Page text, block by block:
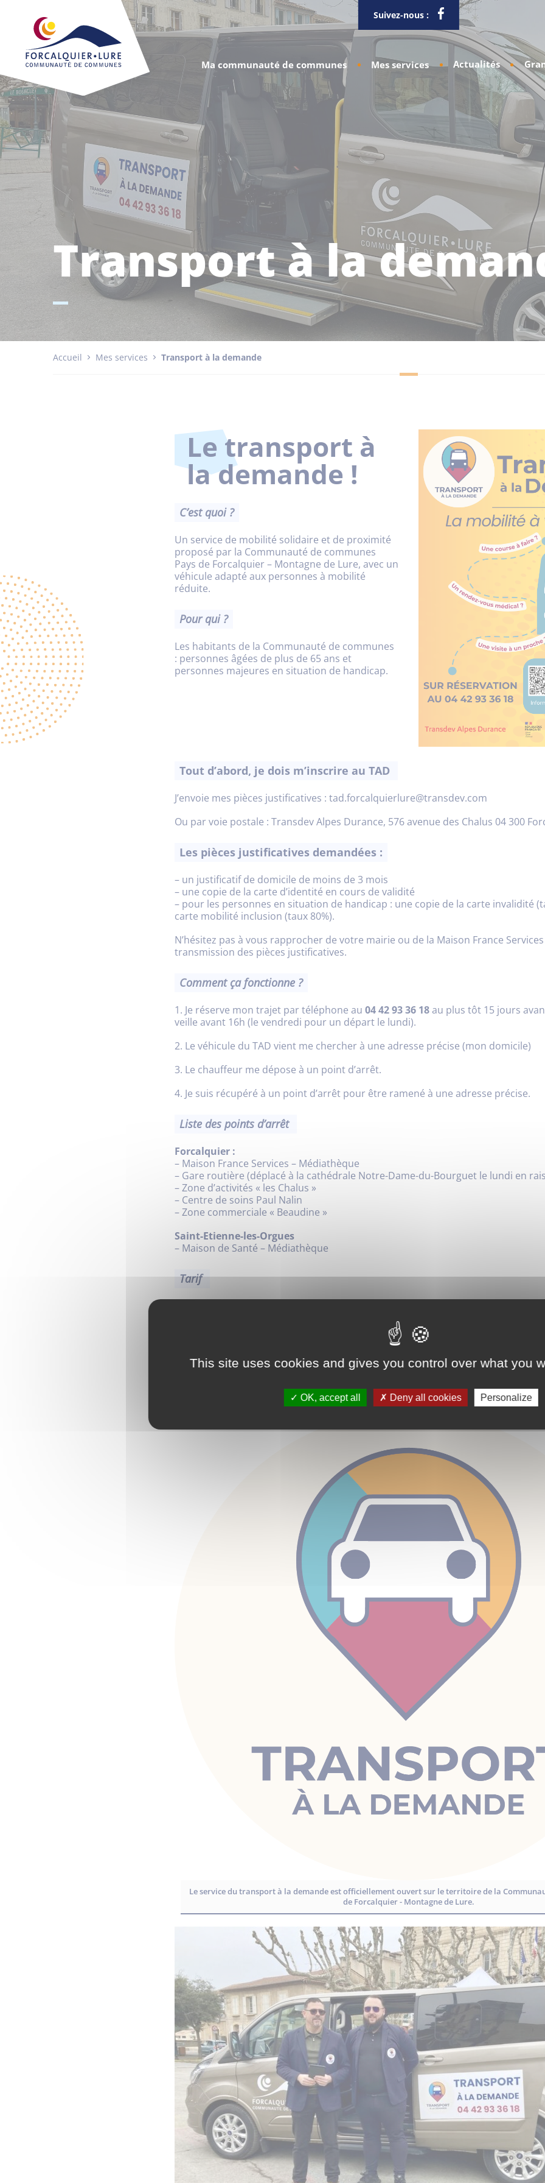
Suivez-nous :
Ma communauté de communes Mes services Actualités
Transport à la
Accueil Mes services Transport à la demande
Le transport à
la demande !
C’est quoi ?
Un service de mobilité solidaire et de proximité
proposé par la Communauté de communes
Pays de Forcalquier – Montagne de Lure, avec un
véhicule adapté aux personnes à mobilité
réduite.
Pour qui ?
Les habitants de la Communauté de communes
: personnes âgées de plus de 65 ans et
personnes majeures en situation de handicap.
Tout d’abord, je dois m’inscrire au TAD
J’envoie mes pièces justificatives : tad.forcalquierlure@transdev.com
Ou par voie postale : Transdev Alpes Durance, 576 avenue des Chalus 04 300
Les pièces justificatives demandées :
– un justificatif de domicile de moins de 3 mois
– une copie de la carte d’identité en cours de validité
– pour les personnes en situation de handicap : une copie de la carte invalidité
carte mobilité inclusion (taux 80%).
N’hésitez pas à vous rapprocher de votre mairie ou de la Maison France
transmission des pièces justificatives.
Comment ça fonctionne ?
1. Je réserve mon trajet par téléphone au04 42 93 36 18au plus tôt 15 jours
veille avant 16h (le vendredi pour un départ le lundi).
2. Le véhicule du TAD vient me chercher à une adresse précise (mon domicile)
3. Le chauffeur me dépose à un point d’arrêt.
4. Je suis récupéré à un point d’arrêt pour être ramené à une adresse précise.
Liste des points d’arrêt
Forcalquier :
– Maison France Services – Médiathèque
– Gare routière (déplacé à la cathédrale Notre-Dame-du-Bourguet le lundi en
– Zone d’activités « les Chalus »
– Centre de soins Paul Nalin
– Zone commerciale « Beaudine »
Saint-Etienne-les-Orgues
– Maison de Santé – Médiathèque
Tarif
Paiement uniquement à bord du véhicule en espèce ou par carte bancaire.
Télécharger la brochure d'information !
Règlement du transport à la demande PDF 249.93 Ko
Le service du transport à la demande est officiellement ouvert sur le territoire de la
de Forcalquier - Montagne de Lure.
This site uses cookies and gives you control over what you
OK, accept all Deny all cookies Personalize